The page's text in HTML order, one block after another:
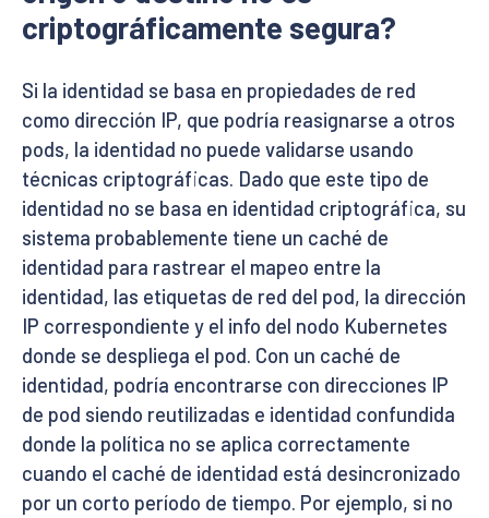
criptográficamente segura?
Si la identidad se basa en propiedades de red
como dirección IP, que podría reasignarse a otros
pods, la identidad no puede validarse usando
técnicas criptográficas. Dado que este tipo de
identidad no se basa en identidad criptográfica, su
sistema probablemente tiene un caché de
identidad para rastrear el mapeo entre la
identidad, las etiquetas de red del pod, la dirección
IP correspondiente y el info del nodo Kubernetes
donde se despliega el pod. Con un caché de
identidad, podría encontrarse con direcciones IP
de pod siendo reutilizadas e identidad confundida
donde la política no se aplica correctamente
cuando el caché de identidad está desincronizado
por un corto período de tiempo. Por ejemplo, si no